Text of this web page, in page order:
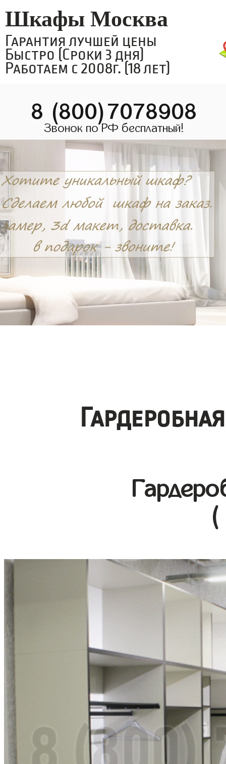
Шкафы Москва
Гарантия лучшей цены
Быстро (Сроки 3 дня)
Работаем с 2008г. (18 лет)
8 (800)7078908
Звонок по РФ бесплатный!
(